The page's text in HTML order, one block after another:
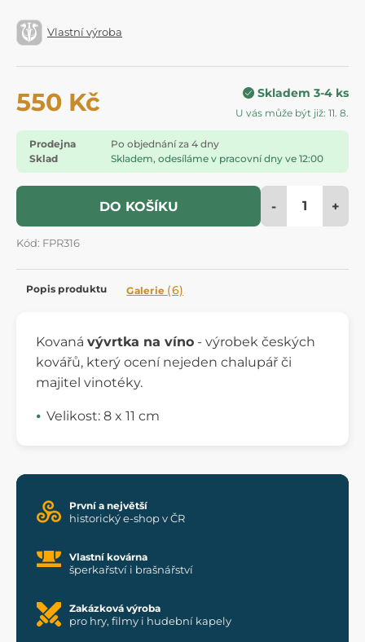
Vlastní výroba
550 Kč Skladem 3-4 ks
U vás může být již: 11. 8.
Prodejna
Po objednání za 4 dny
Sklad
Skladem, odesíláme v pracovní dny ve 12:00
DO KOŠÍKU - +
Kód: FPR316
Popis produktu Galerie (6)
Kovaná vývrtka na víno - výrobek českých
kovářů, který ocení nejeden chalupář či
majitel vinotéky.
Velikost: 8 x 11 cm
První a největší
historický e-shop v ČR
Vlastní kovárna
šperkařství i brašnářství
Zakázková výroba
pro hry, filmy i hudební kapely